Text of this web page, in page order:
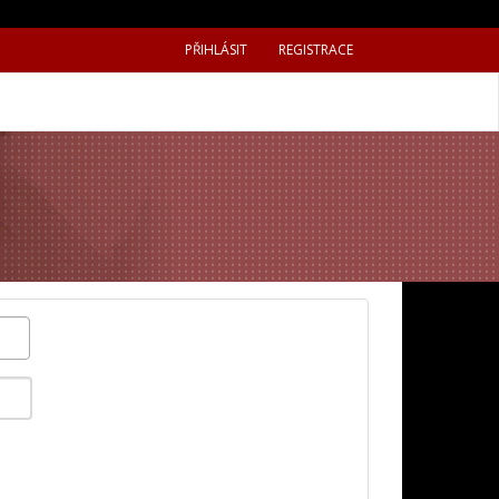
PŘIHLÁSIT REGISTRACE